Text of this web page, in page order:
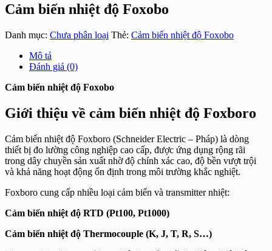
Cảm biến nhiệt độ Foxobo
Danh mục: Chưa phân loại Thẻ: Cảm biến nhiệt độ Foxobo
Mô tả
Đánh giá (0)
Cảm biến nhiệt độ Foxobo
Giới thiệu về cảm biến nhiệt độ Foxboro
Cảm biến nhiệt độ Foxboro (Schneider Electric – Pháp) là dòng
thiết bị đo lường công nghiệp cao cấp, được ứng dụng rộng rãi
trong dây chuyền sản xuất nhờ độ chính xác cao, độ bền vượt trội
và khả năng hoạt động ổn định trong môi trường khắc nghiệt.
Foxboro cung cấp nhiều loại cảm biến và transmitter nhiệt:
Cảm biến nhiệt độ RTD (Pt100, Pt1000)
Cảm biến nhiệt độ Thermocouple (K, J, T, R, S…)